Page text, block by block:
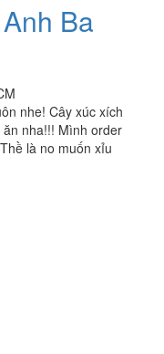
Ba
nhe! Cây xúc xích
nha!!! Mình order
là no muốn xỉu